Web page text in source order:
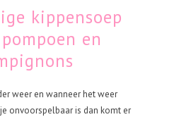
kippensoep
en
weer en wanneer het weer
onvoorspelbaar is dan komt er